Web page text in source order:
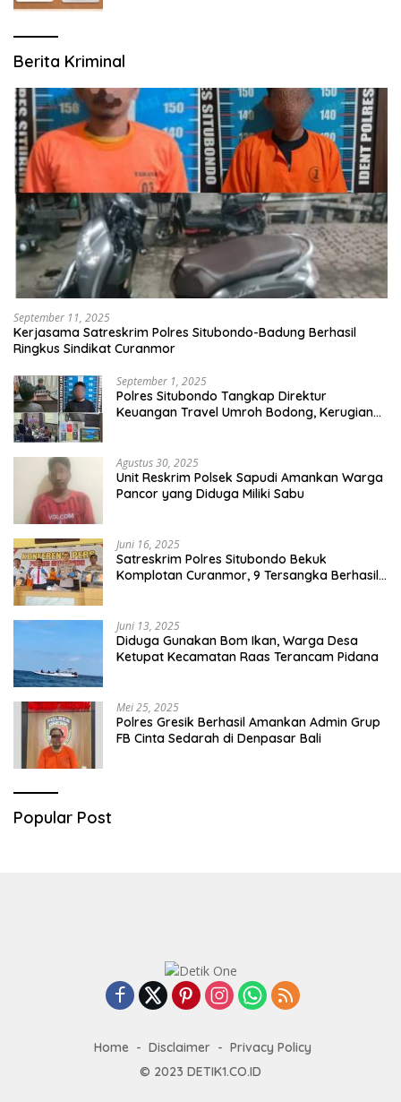
Berita Kriminal
September 11, 2025
Kerjasama Satreskrim Polres Situbondo-Badung Berhasil
Ringkus Sindikat Curanmor
September 1, 2025
Polres Situbondo Tangkap Direktur
Keuangan Travel Umroh Bodong, Kerugian
Agustus 30, 2025
Unit Reskrim Polsek Sapudi Amankan Warga
Pancor yang Diduga Miliki Sabu
Juni 16, 2025
Satreskrim Polres Situbondo Bekuk
Komplotan Curanmor, 9 Tersangka Berhasil
Juni 13, 2025
Diduga Gunakan Bom Ikan, Warga Desa
Ketupat Kecamatan Raas Terancam Pidana
Mei 25, 2025
Polres Gresik Berhasil Amankan Admin Grup
FB Cinta Sedarah di Denpasar Bali
Popular Post
Home Disclaimer
Privacy Policy
© 2023 DETIK1.CO.ID